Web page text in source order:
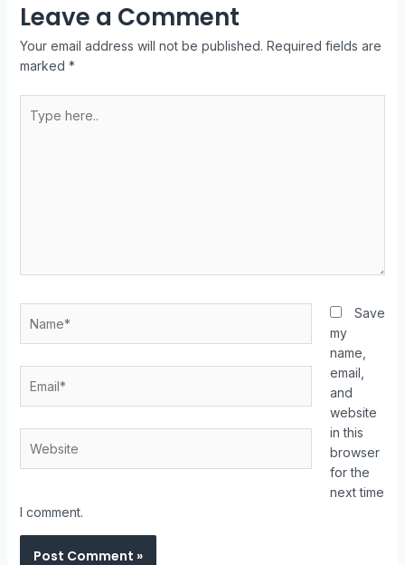
Leave a Comment
Your email address will not be published. Required fields are
marked *
Save
my
name,
email,
and
website
in this
browser
for the
next time
I comment.